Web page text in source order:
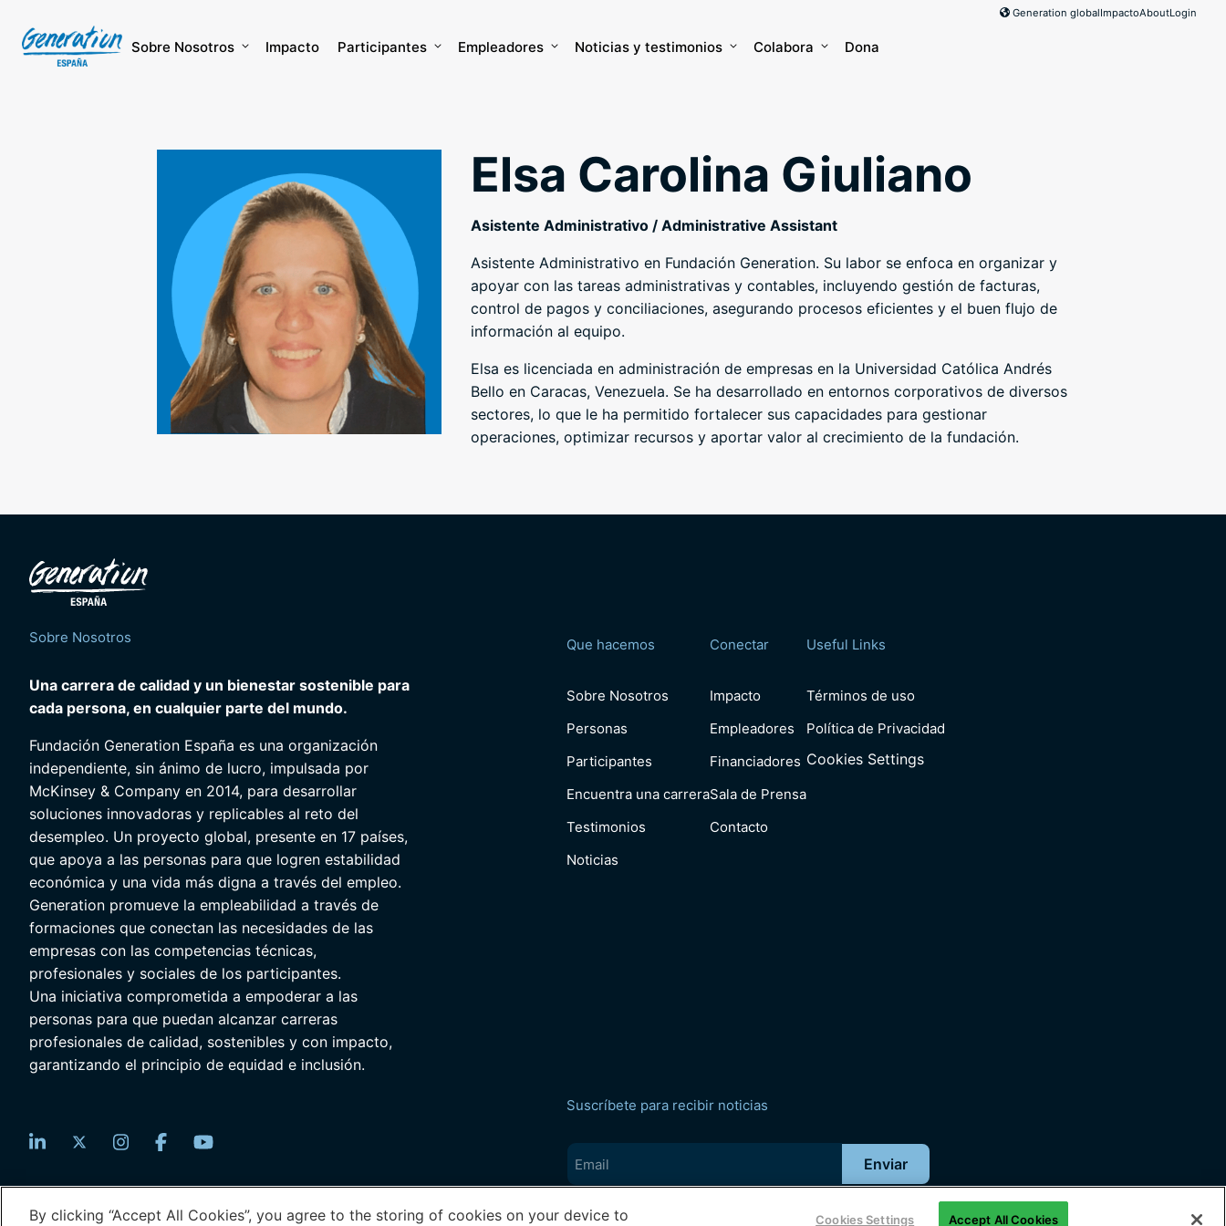
content
Generation globalImpactoAboutLogin
Sobre Nosotros Impacto Participantes Empleadores Noticias y testimonios Colabora Dona
Elsa Carolina Giuliano
Asistente Administrativo / Administrative Assistant
Asistente Administrativo en Fundación Generation. Su labor se enfoca en organizar y
apoyar con las tareas administrativas y contables, incluyendo gestión de facturas,
control de pagos y conciliaciones, asegurando procesos eficientes y el buen flujo de
información al equipo.
Elsa es licenciada en administración de empresas en la Universidad Católica Andrés
Bello en Caracas, Venezuela. Se ha desarrollado en entornos corporativos de diversos
sectores, lo que le ha permitido fortalecer sus capacidades para gestionar
operaciones, optimizar recursos y aportar valor al crecimiento de la fundación.
Sobre Nosotros
Una carrera de calidad y un bienestar sostenible para
cada persona, en cualquier parte del mundo.
Fundación Generation España es una organización
independiente, sin ánimo de lucro, impulsada por
McKinsey & Company en 2014, para desarrollar
soluciones innovadoras y replicables al reto del
desempleo. Un proyecto global, presente en 17 países,
que apoya a las personas para que logren estabilidad
económica y una vida más digna a través del empleo.
Generation promueve la empleabilidad a través de
formaciones que conectan las necesidades de las
empresas con las competencias técnicas,
profesionales y sociales de los participantes.
Una iniciativa comprometida a empoderar a las
personas para que puedan alcanzar carreras
profesionales de calidad, sostenibles y con impacto,
garantizando el principio de equidad e inclusión.
Que hacemos
Sobre Nosotros
Personas
Participantes
Encuentra una carrera
Testimonios
Noticias
Conectar
Impacto
Empleadores
Financiadores
Sala de Prensa
Contacto
Useful Links
Términos de uso
Política de Privacidad
Cookies Settings
Suscríbete para recibir noticias
Email
(Obligatorio)
© 2026 Generation: You Employed, Inc.
By clicking “Accept All Cookies”, you agree to the storing of cookies on your device to Cookies Settings Accept All Cookies